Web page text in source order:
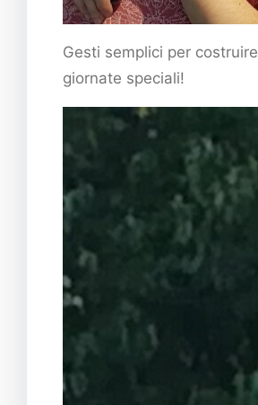
Gesti semplici per costruire
giornate speciali!